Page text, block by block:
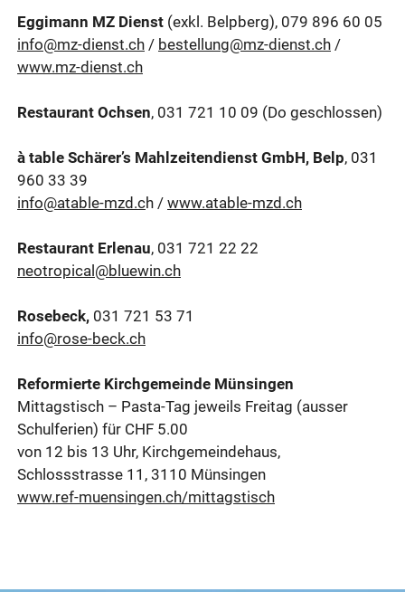
Eggimann MZ Dienst (exkl. Belpberg), 079 896 60 05
info@mz-dienst.ch / bestellung@mz-dienst.ch /
www.mz-dienst.ch
Restaurant Ochsen, 031 721 10 09 (Do geschlossen)
à table Schärer’s Mahlzeitendienst GmbH, Belp, 031
960 33 39
info@atable-mzd.ch / www.atable-mzd.ch
Restaurant Erlenau, 031 721 22 22
neotropical@bluewin.ch
Rosebeck, 031 721 53 71
info@rose-beck.ch
Reformierte Kirchgemeinde Münsingen
Mittagstisch – Pasta-Tag jeweils Freitag (ausser
Schulferien) für CHF 5.00
von 12 bis 13 Uhr, Kirchgemeindehaus,
Schlossstrasse 11, 3110 Münsingen
www.ref-muensingen.ch/mittagstisch